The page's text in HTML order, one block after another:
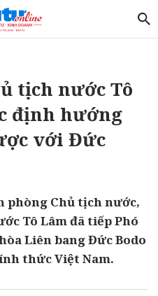
tịch nước Tô
định hướng
với Đức
phòng Chủ tịch nước,
Tô Lâm đã tiếp Phó
Liên bang Đức Bodo
thức Việt Nam.